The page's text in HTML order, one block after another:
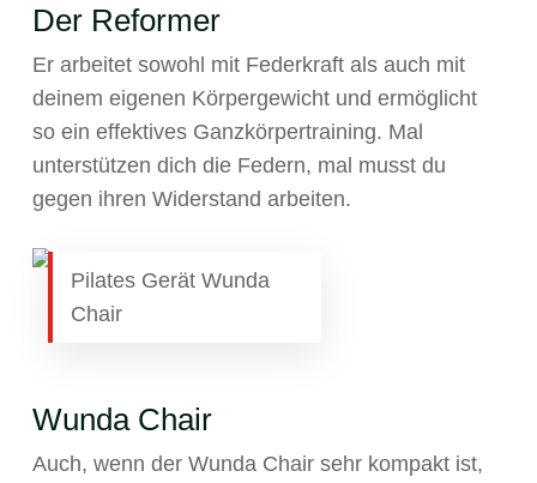
Der Reformer
Er arbeitet sowohl mit Federkraft als auch mit
deinem eigenen Körpergewicht und ermöglicht
so ein effektives Ganzkörpertraining. Mal
unterstützen dich die Federn, mal musst du
gegen ihren Widerstand arbeiten.
Pilates Gerät Wunda
Chair
Wunda Chair
Auch, wenn der Wunda Chair sehr kompakt ist,